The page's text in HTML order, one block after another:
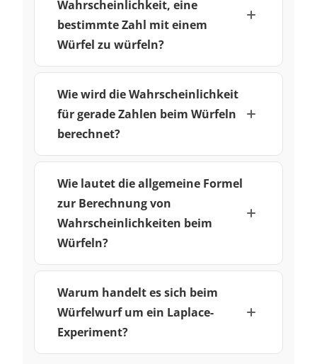
Wahrscheinlichkeit, eine
bestimmte Zahl mit einem
Würfel zu würfeln?
Wie wird die Wahrscheinlichkeit
für gerade Zahlen beim Würfeln
berechnet?
Wie lautet die allgemeine Formel
zur Berechnung von
Wahrscheinlichkeiten beim
Würfeln?
Warum handelt es sich beim
Würfelwurf um ein Laplace-
Experiment?